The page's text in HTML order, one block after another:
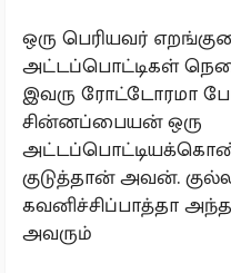
ஒரு பெரியவர்
அட்டப்பொட்டிகள்
இவரு ரோட்டோரமா
சின்னப்பையன் ஒரு
குடுத்தான் அவன்.
கவனிச்சிப்பாத்தா
அவரும்